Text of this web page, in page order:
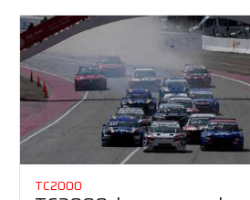
TC2000